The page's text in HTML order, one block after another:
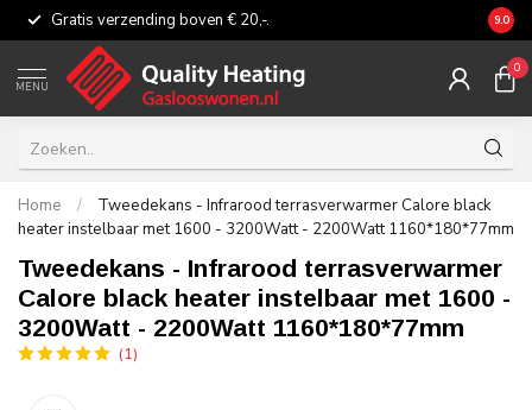
Gratis verzending boven € 20,-. 9.0
MENU
0
Home /
Tweedekans - Infrarood terrasverwarmer Calore black
heater instelbaar met 1600 - 3200Watt - 2200Watt 1160*180*77mm
Tweedekans - Infrarood terrasverwarmer
Calore black heater instelbaar met 1600 -
3200Watt - 2200Watt 1160*180*77mm
(1)